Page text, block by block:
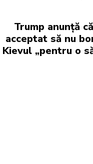
Trump anunță
acceptat să nu
Kievul „pentru o